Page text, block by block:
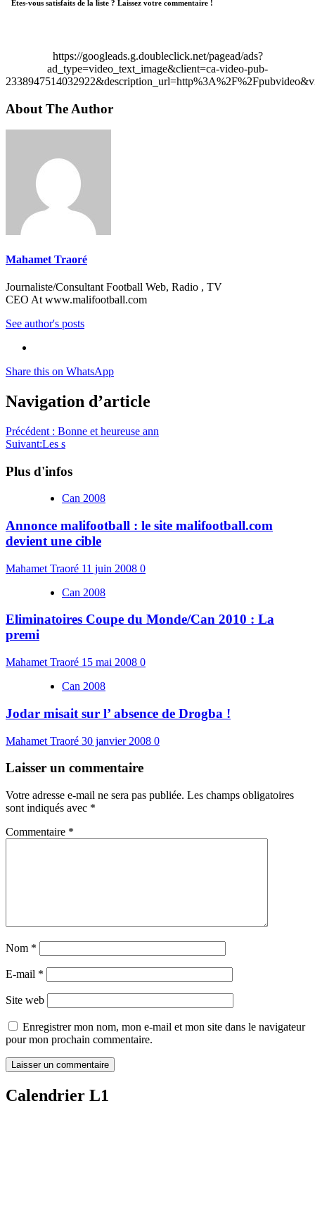
Etes-vous satisfaits de la liste ? Laissez votre commentaire !
https://googleads.g.doubleclick.net/pagead/ads?
ad_type=video_text_image&client=ca-video-pub-
About The Author
Mahamet Traoré
Journaliste/Consultant Football Web, Radio , TV
CEO At www.malifootball.com
See author's posts
Share this on WhatsApp
Navigation d’article
Précédent : Bonne et heureuse ann
Suivant:Les s
Plus d'infos
Can 2008
Annonce malifootball : le site malifootball.com
devient une cible
Mahamet Traoré 11 juin 2008 0
Can 2008
Eliminatoires Coupe du Monde/Can 2010 : La
premi
Mahamet Traoré 15 mai 2008 0
Can 2008
Jodar misait sur l’ absence de Drogba !
Mahamet Traoré 30 janvier 2008 0
Laisser un commentaire
Votre adresse e-mail ne sera pas publiée. Les champs obligatoires
sont indiqués avec *
Commentaire *
Nom *
E-mail *
Site web
Enregistrer mon nom, mon e-mail et mon site dans le navigateur
pour mon prochain commentaire.
Calendrier L1